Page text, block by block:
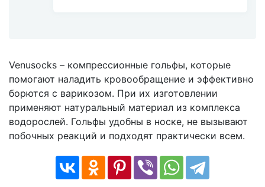
Venusocks – компрессионные гольфы, которые
помогают наладить кровообращение и эффективно
борются с варикозом. При их изготовлении
применяют натуральный материал из комплекса
водорослей. Гольфы удобны в носке, не вызывают
побочных реакций и подходят практически всем.